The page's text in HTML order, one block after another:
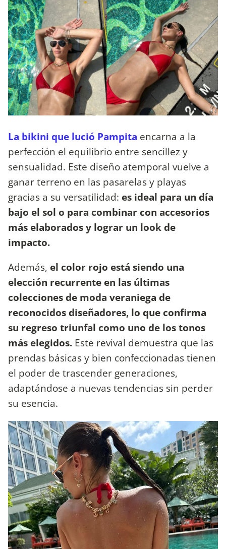
La bikini que lució Pampita encarna a la
perfección el equilibrio entre sencillez y
sensualidad. Este diseño atemporal vuelve a
ganar terreno en las pasarelas y playas
gracias a su versatilidad: es ideal para un día
bajo el sol o para combinar con accesorios
más elaborados y lograr un look de
impacto.
Además, el color rojo está siendo una
elección recurrente en las últimas
colecciones de moda veraniega de
reconocidos diseñadores, lo que confirma
su regreso triunfal como uno de los tonos
más elegidos. Este revival demuestra que las
prendas básicas y bien confeccionadas tienen
el poder de trascender generaciones,
adaptándose a nuevas tendencias sin perder
su esencia.